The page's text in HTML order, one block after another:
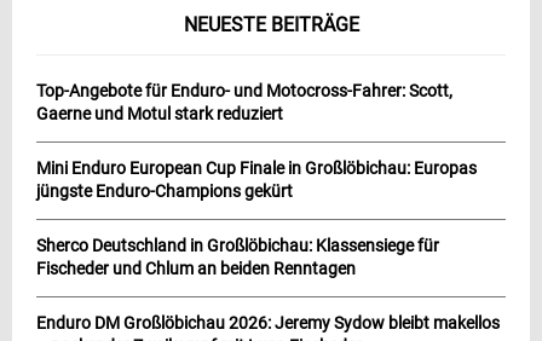
NEUESTE BEITRÄGE
Top-Angebote für Enduro- und Motocross-Fahrer: Scott,
Gaerne und Motul stark reduziert
Mini Enduro European Cup Finale in Großlöbichau: Europas
jüngste Enduro-Champions gekürt
Sherco Deutschland in Großlöbichau: Klassensiege für
Fischeder und Chlum an beiden Renntagen
Enduro DM Großlöbichau 2026: Jeremy Sydow bleibt makellos